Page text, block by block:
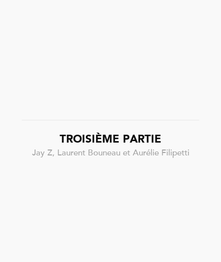
TROISIÈME PARTIE
Jay Z, Laurent Bouneau et Aurélie Filipetti